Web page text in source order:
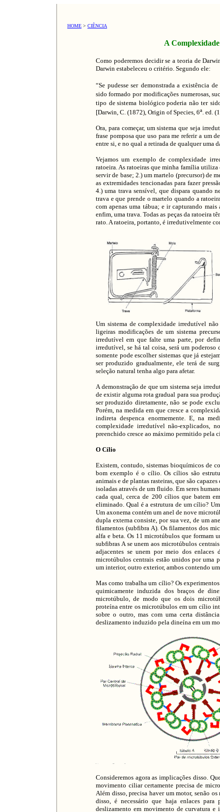
HOME > CIÊNCIA
A Complexidade
Como poderemos decidir se a teoria de
Darwin estabeleceu o critério. Segundo ele:
“Se pudesseser demonstrada a existência de
sido formado por modificações numerosas,
tipo de sistema biológico poderia não ter
[Darwin, C. (1872), Origin of Species, 6a. ed.
Ora, para começar, um sistema que seja
frase pomposa que uso para me referir a um
entre si, e no qual a retirada de qualquer uma
Vejamos um exemplo de complexidade
ratoeira. As ratoeiras que minha família utiliza
servir de base; 2.) um martelo (precursor) de
as extremidades tencionadas para fazer
4.) uma trava sensível, que dispara quando
trava e que prende o martelo quando a
com apenas uma tábua; e ir capturando
enfim, uma trava. Todas as peças da ratoeira
rato. A ratoeira, portanto, é irredutivelmente
Um sistema de complexidade irredutível
ligeiras modificações de um sistema
irredutível em que falte uma parte, por
irredutível, se há tal coisa, será um poderoso
somente pode escolher sistemas que já
ser produzido gradualmente, ele terá de
seleção natural tenha algo para afetar.
A demonstração de que um sistema seja
de existir alguma rota gradual para sua
ser produzido diretamente, não se pode
Porém, na medida em que cresce a
indireta despenca enormemente. E, na
complexidade irredutível não-explicados,
preenchido cresce ao máximo permitido pela
O Cílio
Existem, contudo, sistemas bioquímicos de
bom exemplo é o cílio. Os cílios são
animais e de plantas rasteiras, que são
isoladas através de um fluido. Em seres
cada qual, cerca de 200 cílios que batem
eliminado. Qual é a estrutura de um cílio?
Um axonema contém um anel de nove
dupla externa consiste, por sua vez, de um
filamentos (subfibra A). Os filamentos dos
alfa e beta. Os 11 microtúbulos que formam
subfibras A se unem aos microtúbulos
adjacentes se unem por meio dos enlaces
microtúbulos centrais estão unidos por uma
um interior, outro exterior, ambos contendo
Mas como trabalha um cílio? Os
quimicamente induzida dos braços de
microtúbulo, de modo que os dois
proteína entre os microtúbulos em um cílio
sobre o outro, mas com uma certa
deslizamento induzido pela dineína em um
Consideremos agora as implicações disso.
movimento ciliar certamente precisa de
Além disso, precisa haver um motor, senão
disso, é necessário que haja enlaces
deslizamento em movimento de curvatura e